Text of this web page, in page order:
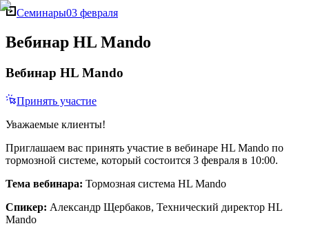
Семинары03 февраля
Вебинар HL Mando
Вебинар HL Mando
Принять участие
Уважаемые клиенты!
Приглашаем вас принять участие в вебинаре HL Mando по
тормозной системе, который состоится 3 февраля в 10:00.
Тема вебинара: Тормозная система HL Mando
Спикер: Александр Щербаков, Технический директор HL
Mando